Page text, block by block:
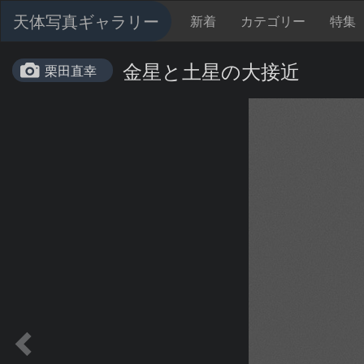
天体写真ギャラリー 新着 カテゴリー 特集
栗田直幸 金星と土星の大接近